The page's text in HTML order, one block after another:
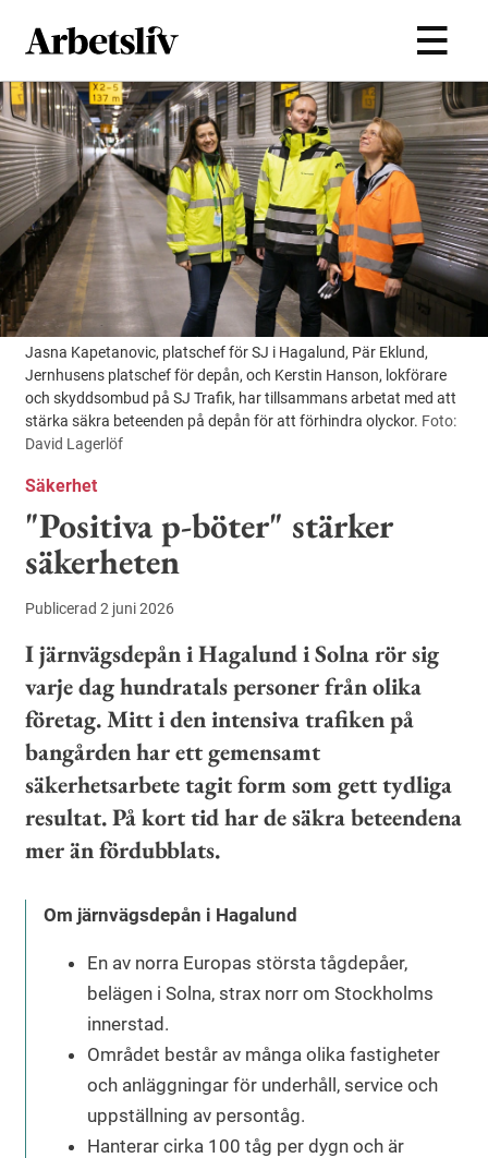
Hoppa till huvudinnehållet
Jasna Kapetanovic, platschef för SJ i Hagalund, Pär Eklund,
Jernhusens platschef för depån, och Kerstin Hanson, lokförare
och skyddsombud på SJ Trafik, har tillsammans arbetat med att
stärka säkra beteenden på depån för att förhindra olyckor. Foto:
David Lagerlöf
Säkerhet
"Positiva p-böter" stärker
säkerheten
Publicerad 2 juni 2026
I järnvägsdepån i Hagalund i Solna rör sig
varje dag hundratals personer från olika
företag. Mitt i den intensiva trafiken på
bangården har ett gemensamt
säkerhetsarbete tagit form som gett tydliga
resultat. På kort tid har de säkra beteendena
mer än fördubblats.
Om järnvägsdepån i Hagalund
En av norra Europas största tågdepåer,
belägen i Solna, strax norr om Stockholms
innerstad.
Området består av många olika fastigheter
och anläggningar för underhåll, service och
uppställning av persontåg.
Hanterar cirka 100 tåg per dygn och är